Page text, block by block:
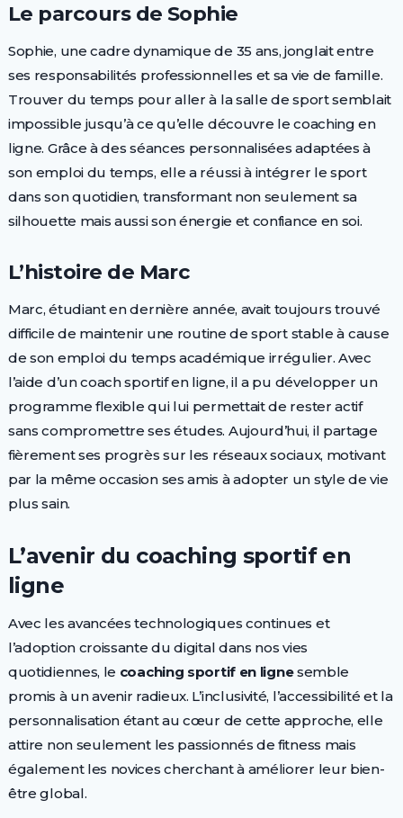
Le parcours de Sophie
Sophie, une cadre dynamique de 35 ans, jonglait entre
ses responsabilités professionnelles et sa vie de famille.
Trouver du temps pour aller à la salle de sport semblait
impossible jusqu’à ce qu’elle découvre le coaching en
ligne. Grâce à des séances personnalisées adaptées à
son emploi du temps, elle a réussi à intégrer le sport
dans son quotidien, transformant non seulement sa
silhouette mais aussi son énergie et confiance en soi.
L’histoire de Marc
Marc, étudiant en dernière année, avait toujours trouvé
difficile de maintenir une routine de sport stable à cause
de son emploi du temps académique irrégulier. Avec
l’aide d’un coach sportif en ligne, il a pu développer un
programme flexible qui lui permettait de rester actif
sans compromettre ses études. Aujourd’hui, il partage
fièrement ses progrès sur les réseaux sociaux, motivant
par la même occasion ses amis à adopter un style de vie
plus sain.
L’avenir du coaching sportif en
ligne
Avec les avancées technologiques continues et
l’adoption croissante du digital dans nos vies
quotidiennes, le coaching sportif en lignesemble
promis à un avenir radieux. L’inclusivité, l’accessibilité et la
personnalisation étant au cœur de cette approche, elle
attire non seulement les passionnés de fitness mais
également les novices cherchant à améliorer leur bien-
être global.